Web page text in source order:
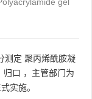
国际标准
测定 聚丙烯酰胺凝
归口 ，主管部门为
实施。